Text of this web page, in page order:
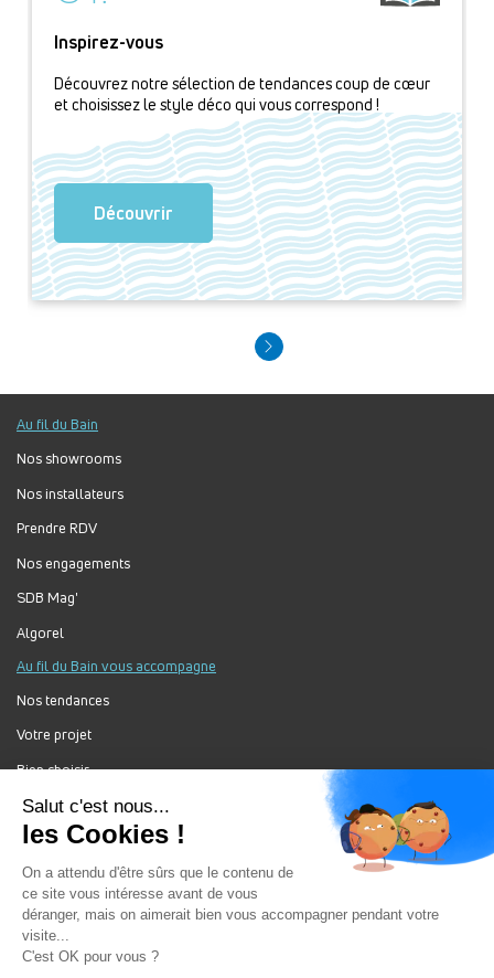
Inspirez-vous
Découvrez notre sélection de tendances coup de cœur
et choisissez le style déco qui vous correspond !
Découvrir
Au fil du Bain
Nos showrooms
Nos installateurs
Prendre RDV
Nos engagements
SDB Mag'
Algorel
Au fil du Bain vous accompagne
Nos tendances
Votre projet
Bien choisir
Forum Au Fil du Bain
Nos produits